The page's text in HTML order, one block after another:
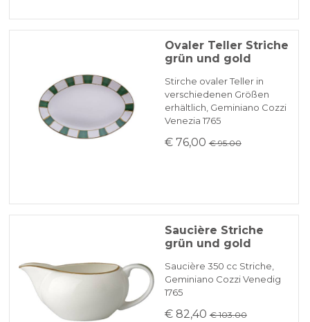
Ovaler Teller Striche
grün und gold
Stirche ovaler Teller in
verschiedenen Größen
erhältlich, Geminiano Cozzi
Venezia 1765
€ 76,00 € 95.00
Saucière Striche
grün und gold
Saucière 350 cc Striche,
Geminiano Cozzi Venedig
1765
€ 82,40 € 103.00